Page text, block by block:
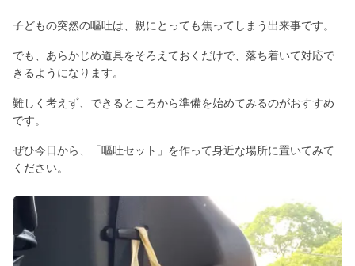
子どもの突然の嘔吐は、親にとっても焦ってしまう出来事です。
でも、あらかじめ道具をそろえておくだけで、落ち着いて対応で
きるようになります。
難しく考えず、できるところから準備を始めてみるのがおすすめ
です。
ぜひ今日から、「嘔吐セット」を作って身近な場所に置いてみて
ください。